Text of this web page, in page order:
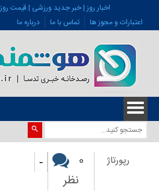
اخبار روز | خبر جدید ورزشی | قیمت روز
اعتبارات و مجوز ها
تماس با ما درباره ما
رپورتاژ
0
نظر
-